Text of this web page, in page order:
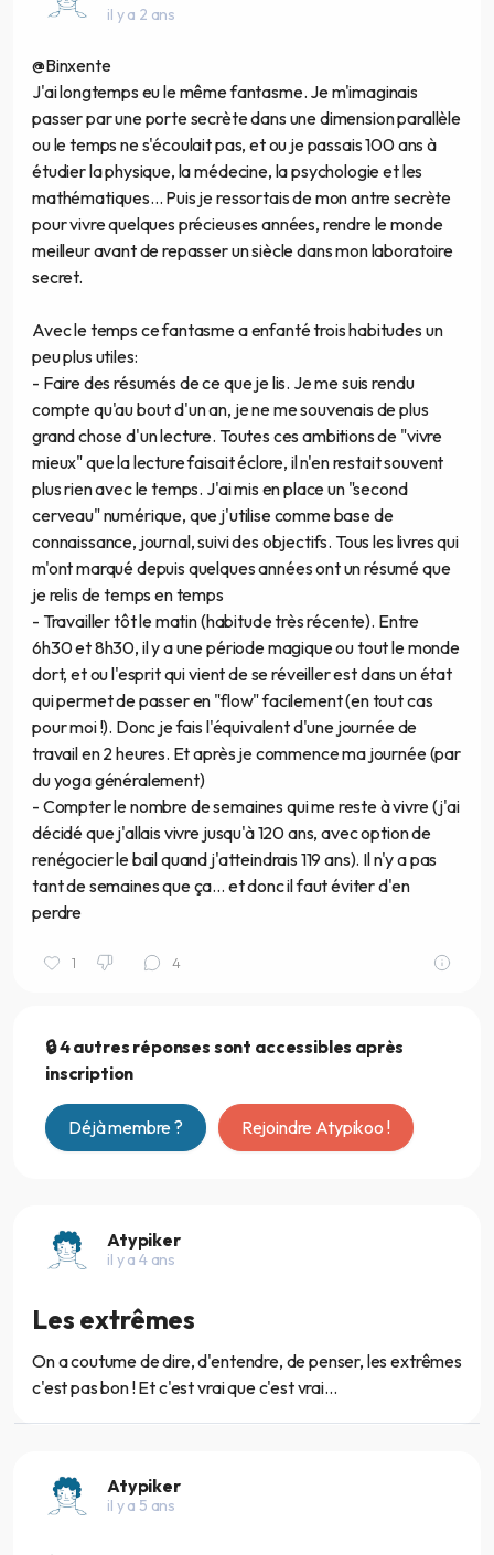
il y a 2 ans
@Binxente
J'ai longtemps eu le même fantasme. Je m'imaginais
passer par une porte secrète dans une dimension parallèle
ou le temps ne s'écoulait pas, et ou je passais 100 ans à
étudier la physique, la médecine, la psychologie et les
mathématiques... Puis je ressortais de mon antre secrète
pour vivre quelques précieuses années, rendre le monde
meilleur avant de repasser un siècle dans mon laboratoire
secret.
Avec le temps ce fantasme a enfanté trois habitudes un
peu plus utiles:
- Faire des résumés de ce que je lis. Je me suis rendu
compte qu'au bout d'un an, je ne me souvenais de plus
grand chose d'un lecture. Toutes ces ambitions de "vivre
mieux" que la lecture faisait éclore, il n'en restait souvent
plus rien avec le temps. J'ai mis en place un "second
cerveau" numérique, que j'utilise comme base de
connaissance, journal, suivi des objectifs. Tous les livres qui
m'ont marqué depuis quelques années ont un résumé que
je relis de temps en temps
- Travailler tôt le matin (habitude très récente). Entre
6h30 et 8h30, il y a une période magique ou tout le monde
dort, et ou l'esprit qui vient de se réveiller est dans un état
qui permet de passer en "flow" facilement (en tout cas
pour moi !). Donc je fais l'équivalent d'une journée de
travail en 2 heures. Et après je commence ma journée (par
du yoga généralement)
- Compter le nombre de semaines qui me reste à vivre (j'ai
décidé que j'allais vivre jusqu'à 120 ans, avec option de
renégocier le bail quand j'atteindrais 119 ans). Il n'y a pas
tant de semaines que ça... et donc il faut éviter d'en
perdre
1 4
🔒 4 autres réponses sont accessibles après
inscription
Déjà membre ? Rejoindre Atypikoo !
Atypiker
il y a 4 ans
Les extrêmes
On a coutume de dire, d'entendre, de penser, les extrêmes
c'est pas bon ! Et c'est vrai que c'est vrai...
Atypiker
il y a 5 ans